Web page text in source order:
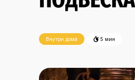
Внутри дома 5 мин